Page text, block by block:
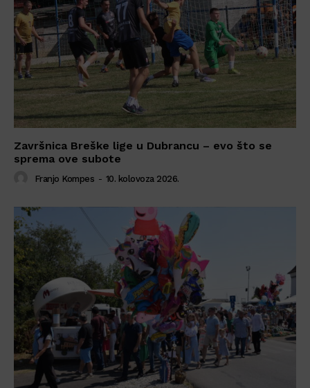
Završnica Breške lige u Dubrancu – evo što se
sprema ove subote
Franjo Kompes - 10. kolovoza 2026.